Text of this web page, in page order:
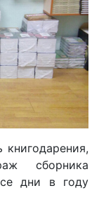
сборника
дни в году